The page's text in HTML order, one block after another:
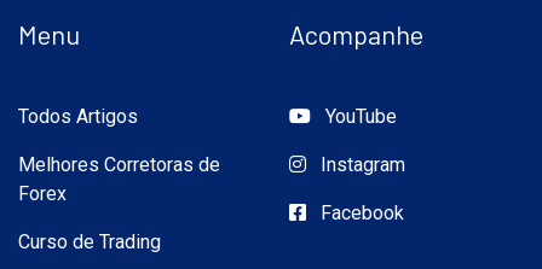
Menu
Todos Artigos
Melhores Corretoras de
Forex
Curso de Trading
Acompanhe
YouTube
Instagram
Facebook